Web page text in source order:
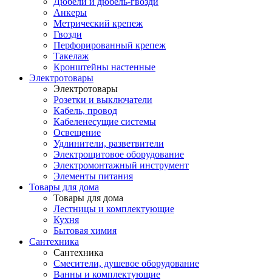
Анкеры
Метрический крепеж
Гвозди
Перфорированный крепеж
Такелаж
Кронштейны настенные
Электротовары
Электротовары
Розетки и выключатели
Кабель, провод
Кабеленесущие системы
Освещение
Удлинители, разветвители
Электрощитовое оборудование
Электромонтажный инструмент
Элементы питания
Товары для дома
Товары для дома
Лестницы и комплектующие
Кухня
Бытовая химия
Сантехника
Сантехника
Смесители, душевое оборудование
Ванны и комплектующие